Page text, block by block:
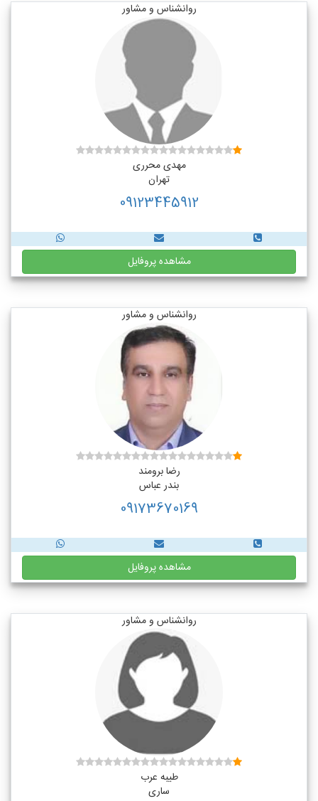
روانشناس و مشاور
مهدی محرری
تهران
09123445912
مشاهده پروفایل
روانشناس و مشاور
رضا برومند
بندر عباس
09173670169
مشاهده پروفایل
روانشناس و مشاور
طیبه عرب
ساری